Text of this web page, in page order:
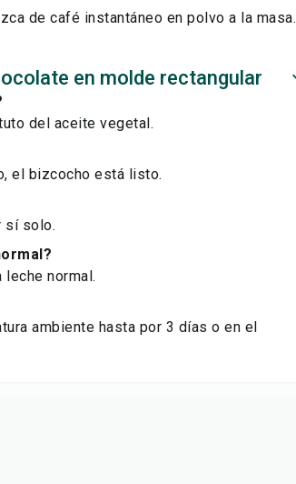
de café instantáneo en polvo a la masa.
en molde rectangular
del aceite vegetal.
el bizcocho está listo.
sí solo.
normal.
ambiente hasta por 3 días o en el